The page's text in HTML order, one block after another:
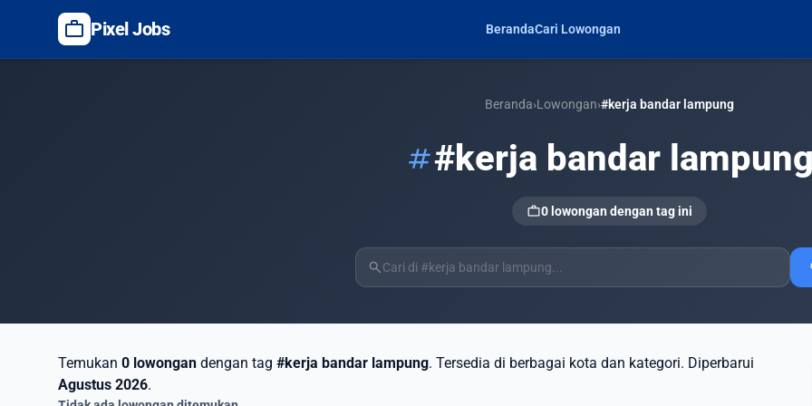
work Pixel Jobs BerandaCari Lowongan
Beranda›Lowongan›#kerja bandar lampung
tag#kerja bandar lampung
work0 lowongan dengan tag ini
search
Temukan 0 lowongan dengan tag #kerja bandar lampung. Tersedia di berbagai kota dan kategori. Diperbarui
Agustus 2026.